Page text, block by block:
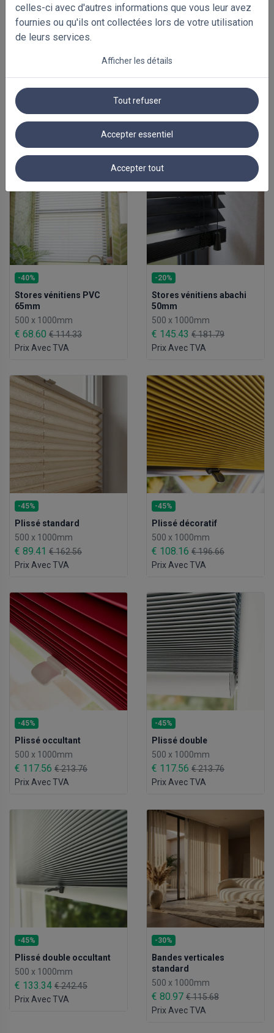
celles-ci avec d'autres informations que vous leur avez
fournies ou qu'ils ont collectées lors de votre utilisation
de leurs services.
Afficher les détails
Tout refuser
Accepter essentiel
Accepter tout
50mm
500 x 1000mm
€ 68.60
Prix Avec TVA
Stores vénitiens
aluminium 50mm
€ 71.90
Prix Avec TVA
-40%
Stores vénitiens PVC
65mm
500 x 1000mm
€ 68.60 € 114.33
Prix Avec TVA
-20%
Stores vénitiens abachi
50mm
500 x 1000mm
€ 145.43 € 181.79
Prix Avec TVA
-45%
Plissé standard
500 x 1000mm
€ 89.41 € 162.56
Prix Avec TVA
-45%
Plissé décoratif
500 x 1000mm
€ 108.16 € 196.66
Prix Avec TVA
-45%
Plissé occultant
500 x 1000mm
€ 117.56 € 213.76
Prix Avec TVA
-45%
Plissé double
500 x 1000mm
€ 117.56 € 213.76
Prix Avec TVA
-45%
Plissé double occultant
500 x 1000mm
€ 133.34 € 242.45
Prix Avec TVA
-30%
Bandes verticales
standard
500 x 1000mm
€ 80.97 € 115.68
Prix Avec TVA